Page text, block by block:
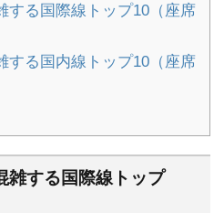
する国際線トップ10（座席
する国内線トップ10（座席
雑する国際線トップ